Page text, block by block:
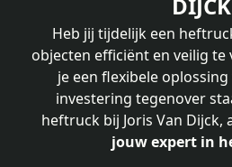
DIJCK
Heb jij tijdelijk een
objecten efficiënt en veilig te
je een flexibele
investering tegenover
heftruck bij Joris Van Dijck,
jouw expert in